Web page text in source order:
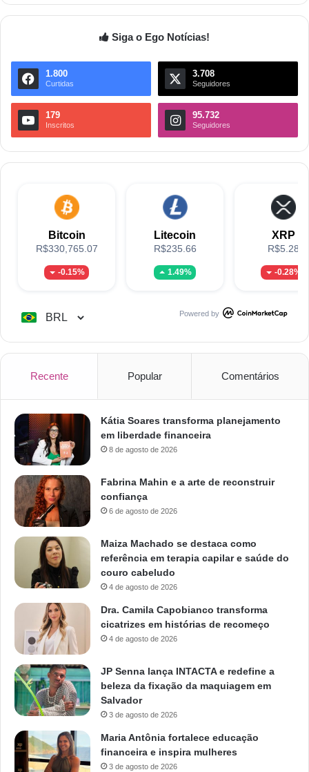
Siga o Ego Notícias!
1.800
Curtidas
3.708
Seguidores
179
Inscritos
95.732
Seguidores
Bitcoin
R$330,765.07
-0.15%
Litecoin
R$235.66
1.49%
XRP
R$5.28
-0.28%
Powered by
Recente Popular Comentários
Kátia Soares transforma planejamento
em liberdade financeira
8 de agosto de 2026
Fabrina Mahin e a arte de reconstruir
confiança
6 de agosto de 2026
Maiza Machado se destaca como
referência em terapia capilar e saúde do
couro cabeludo
4 de agosto de 2026
Dra. Camila Capobianco transforma
cicatrizes em histórias de recomeço
4 de agosto de 2026
JP Senna lança INTACTA e redefine a
beleza da fixação da maquiagem em
Salvador
3 de agosto de 2026
Maria Antônia fortalece educação
financeira e inspira mulheres
3 de agosto de 2026